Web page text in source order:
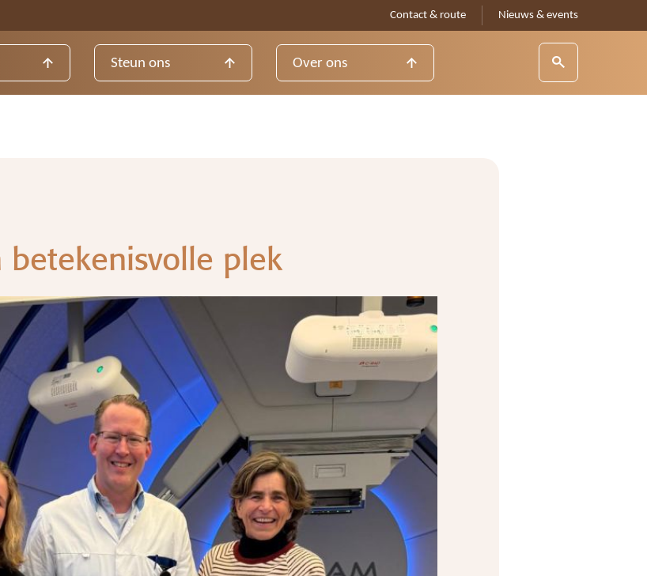
Contact & route Nieuws & events
Steun ons Over ons
betekenisvolle plek